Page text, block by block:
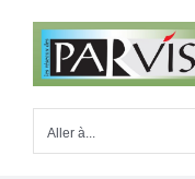
contenu
Aller à...